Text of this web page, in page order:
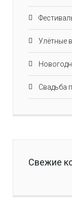
Улётные
Свадьба
Свежие